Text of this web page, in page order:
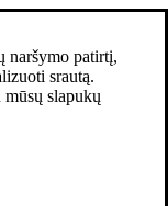
naršymo patirtį,
srautą.
mūsų slapukų